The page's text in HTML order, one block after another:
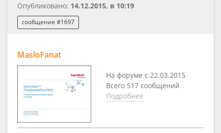
Опубликовано: 14.12.2015, в 10:19
сообщение #1697
MasloFanat
На форуме с 22.03.2015
Всего 517 сообщений
Подробнее